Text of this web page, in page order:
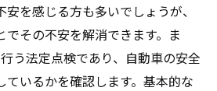
を感じる方も多いでしょうが、
その不安を解消できます。ま
う法定点検であり、自動車の安全
ているかを確認します。基本的な